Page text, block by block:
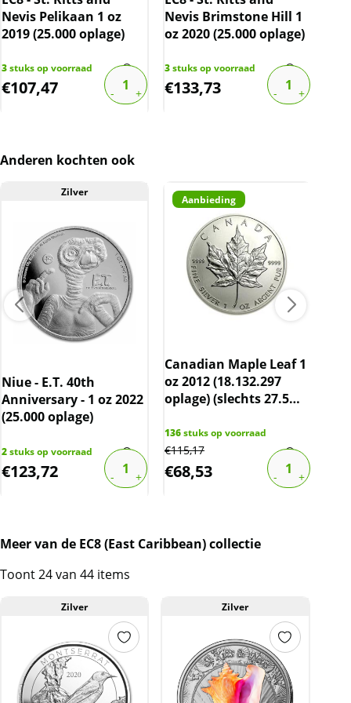
melkvlekken bevatten.
BTW
Dit product wordt onder de margeregel
verhandeld. Dit houdt in dat wij btw afdragen
over de marge die wij behalen op dit product.
website is inclusief btw.
Nevis Pelikaan 1 oz
2019 (25.000 oplage)
3stuks op voorraad
€107,47
Nevis Brimstone Hill 1
oz 2020 (25.000 oplage)
3stuks op voorraad
€133,73
Anderen kochten ook
Zilver
Niue - E.T. 40th
Anniversary - 1 oz 2022
(25.000 oplage)
2stuks op voorraad
€123,72
Aanbieding
Canadian Maple Leaf 1
oz 2012 (18.132.297
oplage) (slechts 27.5%
136stuks op voorraad
€115,17
€68,53
Meer van de EC8 (East Caribbean) collectie
Toont 24 van 44 items
Zilver Zilver